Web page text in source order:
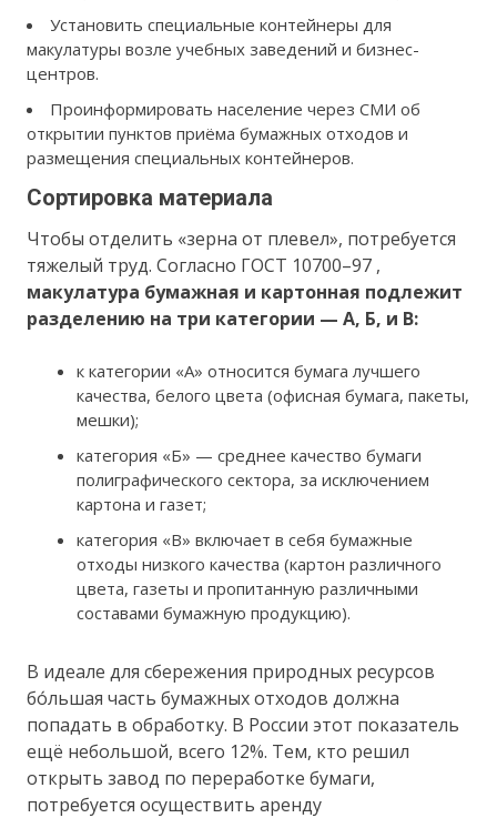
Установить специальные контейнеры для
макулатуры возле учебных заведений и бизнес-
центров.
Проинформировать население через СМИ об
открытии пунктов приёма бумажных отходов и
размещения специальных контейнеров.
Сортировка материала
Чтобы отделить «зерна от плевел», потребуется
тяжелый труд. Согласно ГОСТ 10700–97 ,
макулатура бумажная и картонная подлежит
разделению на три категории — А, Б, и В:
к категории «А» относится бумага лучшего
качества, белого цвета (офисная бумага, пакеты,
мешки);
категория «Б» — среднее качество бумаги
полиграфического сектора, за исключением
картона и газет;
категория «В» включает в себя бумажные
отходы низкого качества (картон различного
цвета, газеты и пропитанную различными
составами бумажную продукцию).
В идеале для сбережения природных ресурсов
бо́льшая часть бумажных отходов должна
попадать в обработку. В России этот показатель
ещё небольшой, всего 12%. Тем, кто решил
открыть завод по переработке бумаги,
потребуется осуществить аренду